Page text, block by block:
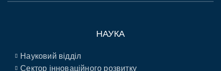
НАУКА
Науковий відділ
Сектор інноваційного розвитку